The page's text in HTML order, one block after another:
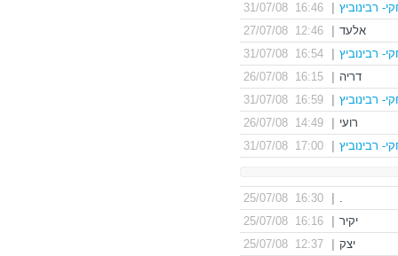
רבינוביץ
16:46 31/07/08
אלעד
12:46 27/07/08
רבינוביץ
16:54 31/07/08
דריה
16:15 26/07/08
רבינוביץ
16:59 31/07/08
רועי
14:49 26/07/08
רבינוביץ
17:00 31/07/08
.
16:30 25/07/08
יקיר
16:16 25/07/08
יצק
12:37 25/07/08